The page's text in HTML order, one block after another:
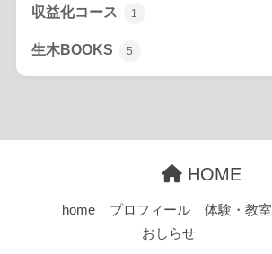
収益化コース 1
生木BOOKS 5
HOME
home プロフィール 体験・教室
おしらせ